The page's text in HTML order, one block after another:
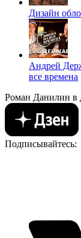
Дизайн
Андрей
все времена
Роман Данилин в
Подписывайтесь: